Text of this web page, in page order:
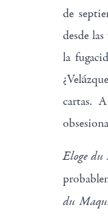
de
desde
la
cartas.
Eloge
du